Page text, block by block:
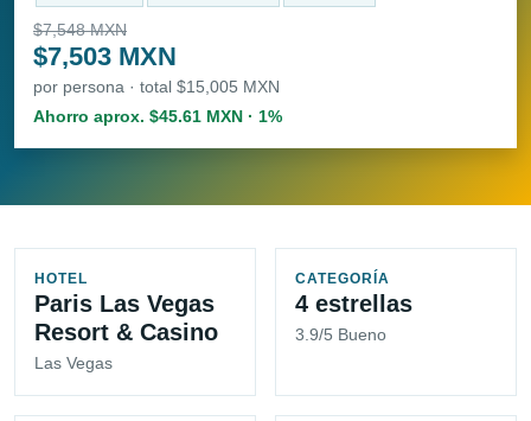
$7,548 MXN
$7,503 MXN
por persona · total $15,005 MXN
Ahorro aprox. $45.61 MXN · 1%
HOTEL
Paris Las Vegas
Resort & Casino
Las Vegas
CATEGORÍA
4 estrellas
3.9/5 Bueno